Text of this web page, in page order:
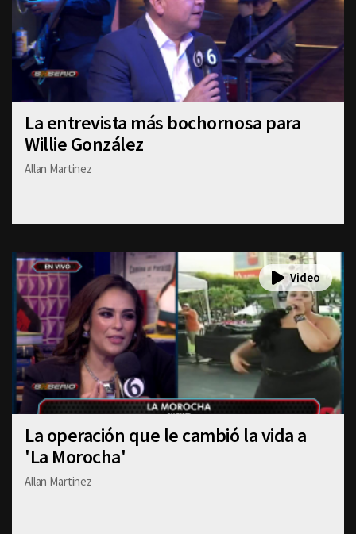
La entrevista más bochornosa para
Willie González
Allan Martinez
La operación que le cambió la vida a
'La Morocha'
Allan Martinez